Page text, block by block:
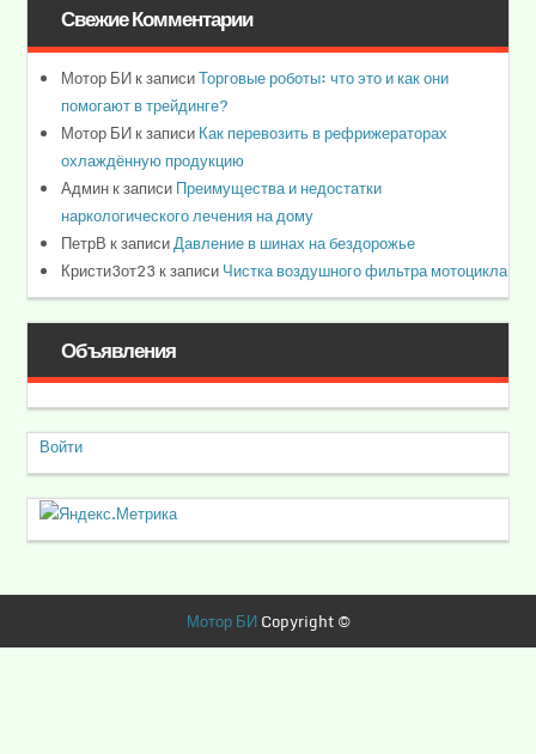
Свежие Комментарии
Мотор БИк записиТорговые роботы: что это и как они
помогают в трейдинге?
Мотор БИк записиКак перевозить в рефрижераторах
охлаждённую продукцию
Админк записиПреимущества и недостатки
наркологического лечения на дому
ПетрВ к записиДавление в шинах на бездорожье
Кристи3от23 к записиЧистка воздушного фильтра мотоцикла
Объявления
Войти
Мотор БИCopyright ©